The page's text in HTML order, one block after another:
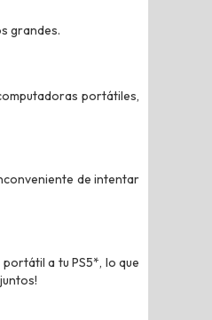
grandes.
portátiles,
de intentar
a tu PS5*, lo que